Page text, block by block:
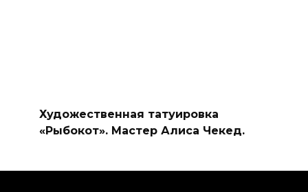
Художественная татуировка
«Рыбокот». Мастер Алиса Чекед.